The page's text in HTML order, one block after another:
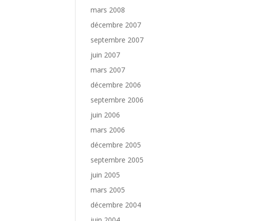
mars 2008
décembre 2007
septembre 2007
juin 2007
mars 2007
décembre 2006
septembre 2006
juin 2006
mars 2006
décembre 2005
septembre 2005
juin 2005
mars 2005
décembre 2004